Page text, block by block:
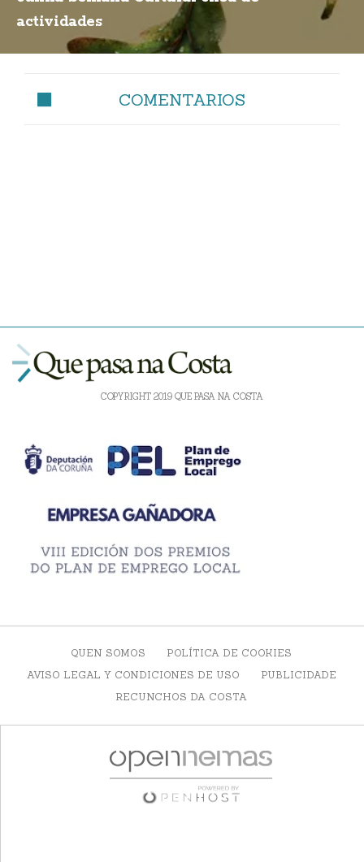
actividades
COMENTARIOS
COPYRIGHT 2019 QUE PASA NA COSTA
QUEN SOMOS
POLÍTICA DE COOKIES
AVISO LEGAL Y CONDICIONES DE USO
PUBLICIDADE
RECUNCHOS DA COSTA